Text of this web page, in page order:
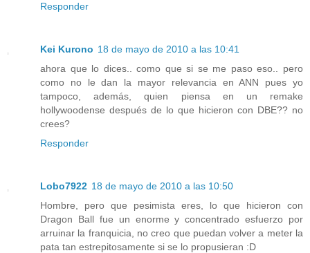
Responder
Kei Kurono 18 de mayo de 2010 a las 10:41
ahora que lo dices.. como que si se me paso eso.. pero
como no le dan la mayor relevancia en ANN pues yo
tampoco, además, quien piensa en un remake
hollywoodense después de lo que hicieron con DBE?? no
crees?
Responder
Lobo7922 18 de mayo de 2010 a las 10:50
Hombre, pero que pesimista eres, lo que hicieron con
Dragon Ball fue un enorme y concentrado esfuerzo por
arruinar la franquicia, no creo que puedan volver a meter la
pata tan estrepitosamente si se lo propusieran :D